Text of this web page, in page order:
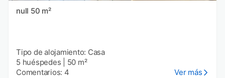
null 50 m²
Tipo de alojamiento: Casa
5 huéspedes
50 m²
Comentarios: 4
Ver más